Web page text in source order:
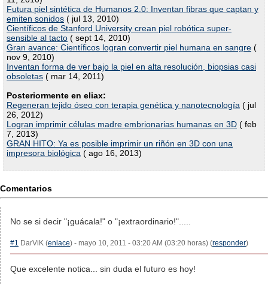
Futura piel sintética de Humanos 2.0: Inventan fibras que captan y
emiten sonidos ( jul 13, 2010)
Científicos de Stanford University crean piel robótica super-
sensible al tacto ( sept 14, 2010)
Gran avance: Científicos logran convertir piel humana en sangre (
nov 9, 2010)
Inventan forma de ver bajo la piel en alta resolución, biopsias casi
obsoletas ( mar 14, 2011)
Posteriormente en eliax:
Regeneran tejido óseo con terapia genética y nanotecnología ( jul
26, 2012)
Logran imprimir células madre embrionarias humanas en 3D ( feb
7, 2013)
GRAN HITO: Ya es posible imprimir un riñón en 3D con una
impresora biológica ( ago 16, 2013)
Comentarios
No se si decir "¡guácala!" o "¡extraordinario!".....
#1 DarViK (enlace) - mayo 10, 2011 - 03:20 AM (03:20 horas) (responder)
Que excelente notica... sin duda el futuro es hoy!